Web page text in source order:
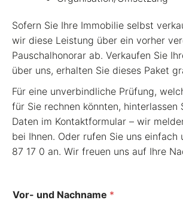
Sofern Sie Ihre Immobilie selbst
wir diese Leistung über ein vorher
Pauschalhonorar ab. Verkaufen Sie
über uns, erhalten Sie dieses Paket
Für eine unverbindliche Prüfung,
für Sie rechnen könnten, hinterlassen
Daten im Kontaktformular – wir
bei Ihnen. Oder rufen Sie uns
87 17 0 an. Wir freuen uns auf Ihre
Vor- und Nachname *